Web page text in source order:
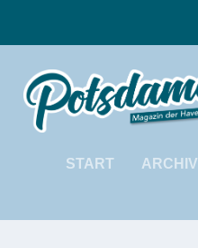
START ARCHIV